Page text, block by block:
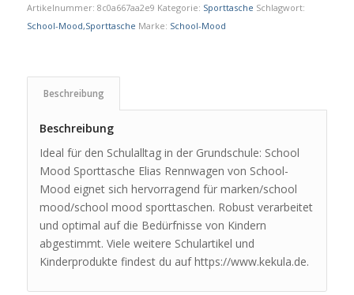
Artikelnummer: 8c0a667aa2e9 Kategorie: Sporttasche Schlagwort:
School-Mood,Sporttasche Marke: School-Mood
Beschreibung
Beschreibung
Ideal für den Schulalltag in der Grundschule: School
Mood Sporttasche Elias Rennwagen von School-
Mood eignet sich hervorragend für marken/school
mood/school mood sporttaschen. Robust verarbeitet
und optimal auf die Bedürfnisse von Kindern
abgestimmt. Viele weitere Schulartikel und
Kinderprodukte findest du auf https://www.kekula.de.